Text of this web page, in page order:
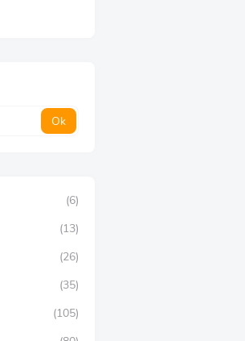
(6)
(13)
(26)
(35)
(105)